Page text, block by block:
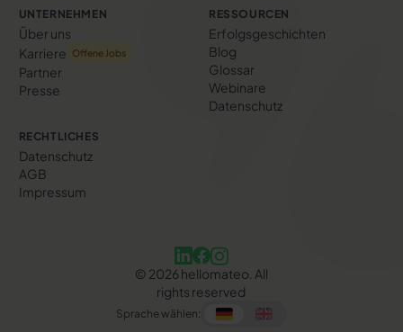
UNTERNEHMEN
Über uns
Karriere
Offene Jobs
Partner
Presse
RESSOURCEN
Erfolgs­geschichten
Blog
Glossar
Webinare
Datenschutz
RECHTLICHES
Datenschutz
AGB
Impressum
© 2026 hellomateo. All
rights reserved
Sprache wählen: